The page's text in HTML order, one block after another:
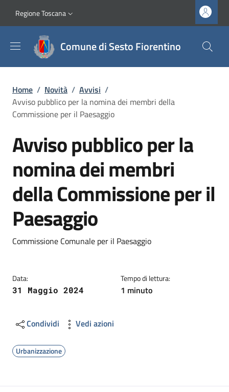
Slim top
Regione Toscana
Comune di Sesto Fiorentino
Briciole di pane
Home / Novità / Avvisi /
Avviso pubblico per la nomina dei membri della
Commissione per il Paesaggio
Avviso pubblico per la
nomina dei membri
della Commissione per il
Paesaggio
Dettagli
Descrizione breve
Commissione Comunale per il Paesaggio
Data:
31 Maggio 2024
Tempo di lettura:
1 minuto
Condividi Vedi azioni
Urbanizzazione